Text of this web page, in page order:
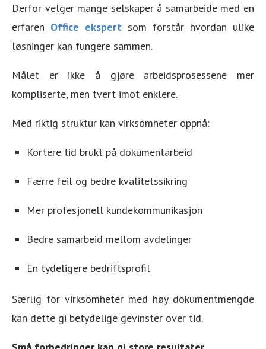
Derfor velger mange selskaper å samarbeide med en
erfaren Office ekspert som forstår hvordan ulike
løsninger kan fungere sammen.
Målet er ikke å gjøre arbeidsprosessene mer
kompliserte, men tvert imot enklere.
Med riktig struktur kan virksomheter oppnå:
Kortere tid brukt på dokumentarbeid
Færre feil og bedre kvalitetssikring
Mer profesjonell kundekommunikasjon
Bedre samarbeid mellom avdelinger
En tydeligere bedriftsprofil
Særlig for virksomheter med høy dokumentmengde
kan dette gi betydelige gevinster over tid.